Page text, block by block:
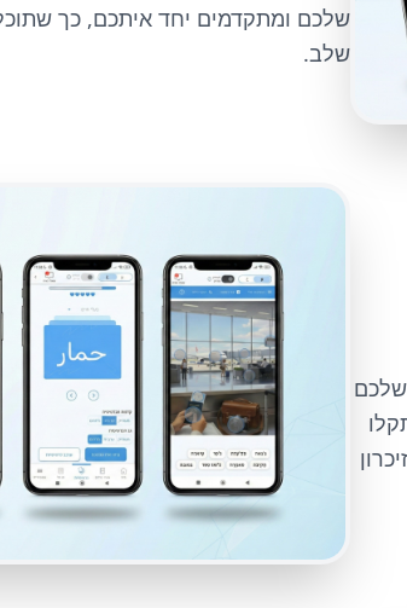
שלכם ומתקדמים יחד איתכם, כך
שלב.
שלכם